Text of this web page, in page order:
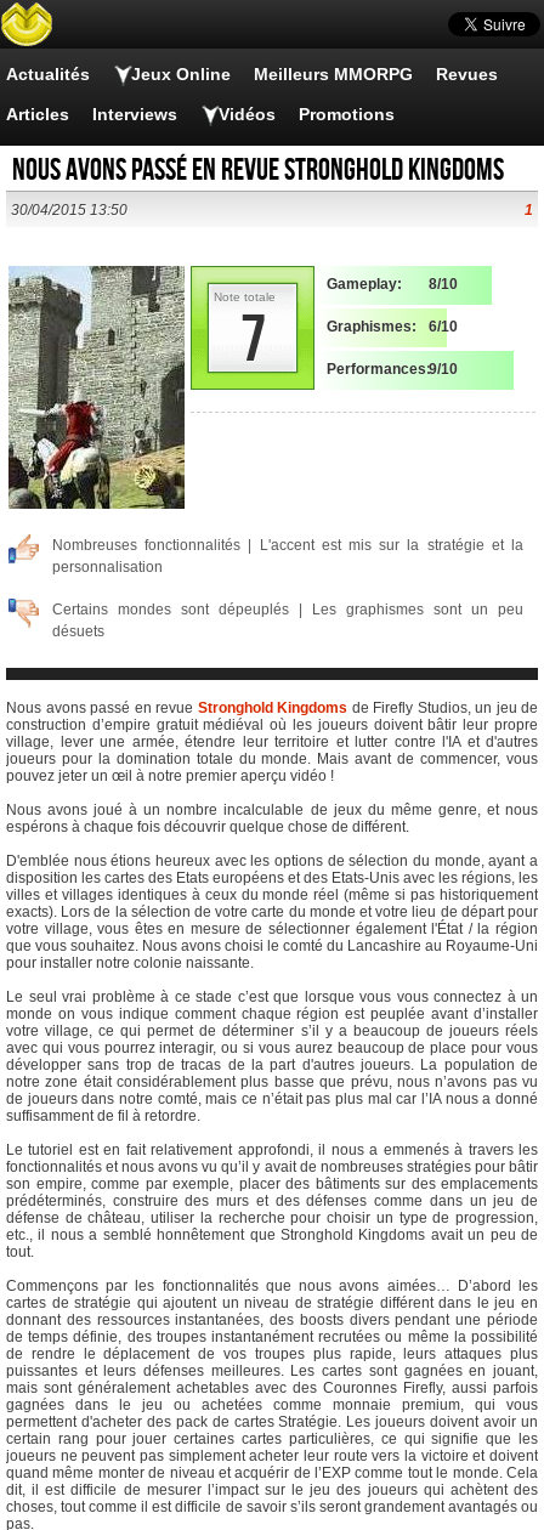
Actualités Jeux Online Meilleurs MMORPG Revues
Articles Interviews Vidéos Promotions
Nous avons passé en revue Stronghold Kingdoms
30/04/2015 13:50 1
7
Note totale
Gameplay: 8/10
Graphismes: 6/10
Performances:9/10
Nombreuses fonctionnalités | L'accent est mis sur la stratégie et la
personnalisation
Certains mondes sont dépeuplés | Les graphismes sont un peu
désuets
Nous avons passé en revue Stronghold Kingdoms de Firefly Studios, un jeu de
construction d’empire gratuit médiéval où les joueurs doivent bâtir leur propre
village, lever une armée, étendre leur territoire et lutter contre l'IA et d'autres
joueurs pour la domination totale du monde. Mais avant de commencer, vous
pouvez jeter un œil à notre premier aperçu vidéo !
Nous avons joué à un nombre incalculable de jeux du même genre, et nous
espérons à chaque fois découvrir quelque chose de différent.
D'emblée nous étions heureux avec les options de sélection du monde, ayant a
disposition les cartes des Etats européens et des Etats-Unis avec les régions, les
villes et villages identiques à ceux du monde réel (même si pas historiquement
exacts). Lors de la sélection de votre carte du monde et votre lieu de départ pour
votre village, vous êtes en mesure de sélectionner également l'État / la région
que vous souhaitez. Nous avons choisi le comté du Lancashire au Royaume-Uni
pour installer notre colonie naissante.
Le seul vrai problème à ce stade c’est que lorsque vous vous connectez à un
monde on vous indique comment chaque région est peuplée avant d’installer
votre village, ce qui permet de déterminer s’il y a beaucoup de joueurs réels
avec qui vous pourrez interagir, ou si vous aurez beaucoup de place pour vous
développer sans trop de tracas de la part d'autres joueurs. La population de
notre zone était considérablement plus basse que prévu, nous n’avons pas vu
de joueurs dans notre comté, mais ce n’était pas plus mal car l’IA nous a donné
suffisamment de fil à retordre.
Le tutoriel est en fait relativement approfondi, il nous a emmenés à travers les
fonctionnalités et nous avons vu qu’il y avait de nombreuses stratégies pour bâtir
son empire, comme par exemple, placer des bâtiments sur des emplacements
prédéterminés, construire des murs et des défenses comme dans un jeu de
défense de château, utiliser la recherche pour choisir un type de progression,
etc., il nous a semblé honnêtement que Stronghold Kingdoms avait un peu de
tout.
Commençons par les fonctionnalités que nous avons aimées… D’abord les
cartes de stratégie qui ajoutent un niveau de stratégie différent dans le jeu en
donnant des ressources instantanées, des boosts divers pendant une période
de temps définie, des troupes instantanément recrutées ou même la possibilité
de rendre le déplacement de vos troupes plus rapide, leurs attaques plus
puissantes et leurs défenses meilleures. Les cartes sont gagnées en jouant,
mais sont généralement achetables avec des Couronnes Firefly, aussi parfois
gagnées dans le jeu ou achetées comme monnaie premium, qui vous
permettent d'acheter des pack de cartes Stratégie. Les joueurs doivent avoir un
certain rang pour jouer certaines cartes particulières, ce qui signifie que les
joueurs ne peuvent pas simplement acheter leur route vers la victoire et doivent
quand même monter de niveau et acquérir de l’EXP comme tout le monde. Cela
dit, il est difficile de mesurer l’impact sur le jeu des joueurs qui achètent des
choses, tout comme il est difficile de savoir s’ils seront grandement avantagés ou
pas.